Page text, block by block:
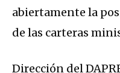
abiertamente la
de las carteras
Dirección del